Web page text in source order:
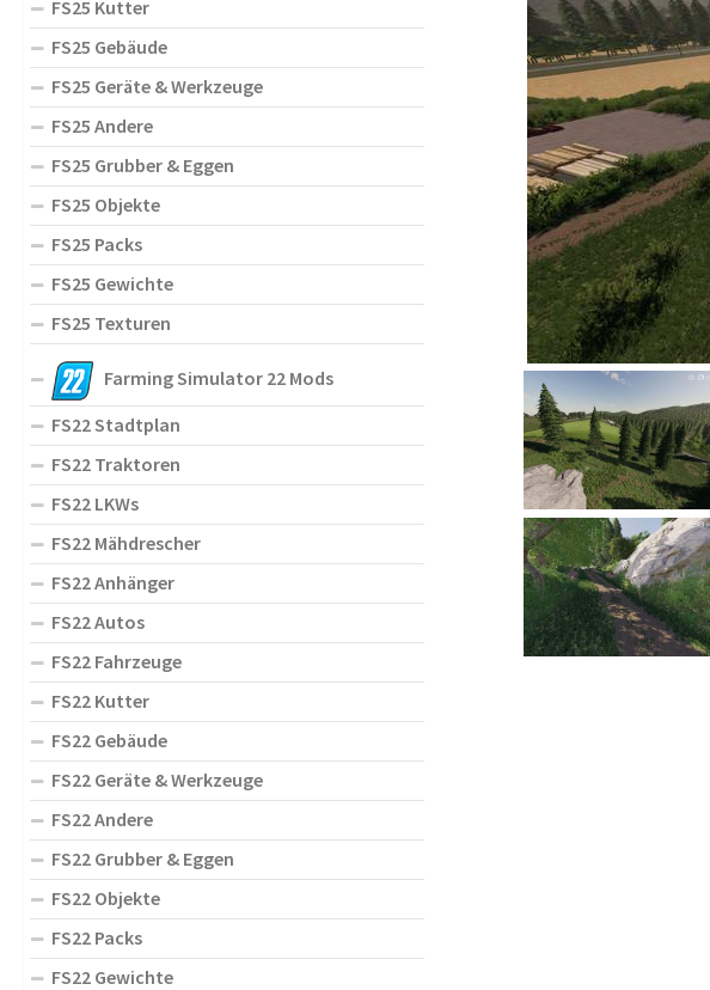
FS25 Kutter
FS25 Gebäude
FS25 Geräte & Werkzeuge
FS25 Andere
FS25 Grubber & Eggen
FS25 Objekte
FS25 Packs
FS25 Gewichte
FS25 Texturen
Farming Simulator 22 Mods
FS22 Stadtplan
FS22 Traktoren
FS22 LKWs
FS22 Mähdrescher
FS22 Anhänger
FS22 Autos
FS22 Fahrzeuge
FS22 Kutter
FS22 Gebäude
FS22 Geräte & Werkzeuge
FS22 Andere
FS22 Grubber & Eggen
FS22 Objekte
FS22 Packs
FS22 Gewichte